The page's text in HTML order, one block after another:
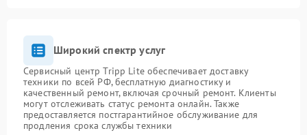
Широкий спектр услуг
Сервисный центр Tripp Lite обеспечивает доставку
техники по всей РФ, бесплатную диагностику и
качественный ремонт, включая срочный ремонт. Клиенты
могут отслеживать статус ремонта онлайн. Также
предоставляется постгарантийное обслуживание для
продления срока службы техники